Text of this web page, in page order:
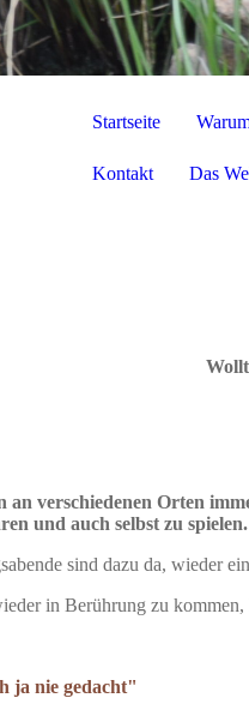
Startseite
Kontakt Das
an verschiedenen Orten
und auch selbst zu spielen.
sind dazu da, wieder
in Berührung zu
ja nie gedacht"